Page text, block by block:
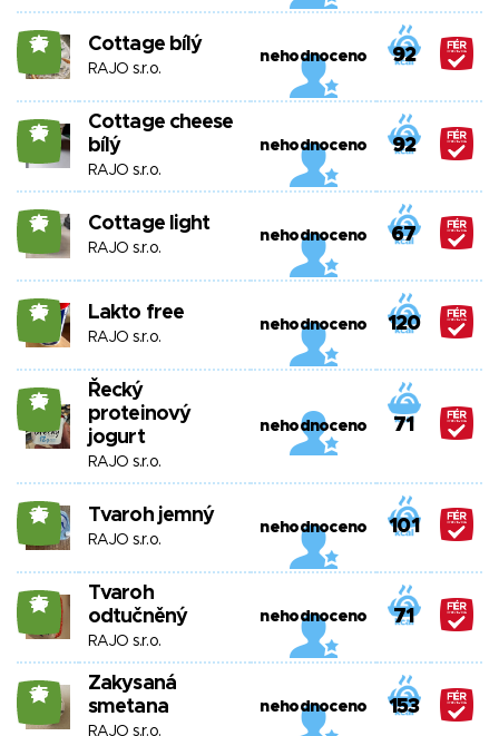
25 Cottage bílý
RAJO s.r.o.
nehodnoceno 92
25
Cottage cheese
bílý
RAJO s.r.o.
nehodnoceno 92
25 Cottage light
RAJO s.r.o.
nehodnoceno 67
25 Lakto free
RAJO s.r.o.
nehodnoceno 120
25
Řecký
proteinový
jogurt
RAJO s.r.o.
nehodnoceno 71
25 Tvaroh jemný
RAJO s.r.o.
nehodnoceno 101
25
Tvaroh
odtučněný
RAJO s.r.o.
nehodnoceno 71
25
Zakysaná
smetana
RAJO s.r.o.
nehodnoceno 153